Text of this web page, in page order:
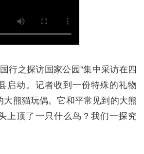
行之探访国家公园”集中采访在四
启动。记者收到一份特殊的礼物
熊猫玩偶。它和平常见到的大熊
上顶了一只什么鸟？我们一探究